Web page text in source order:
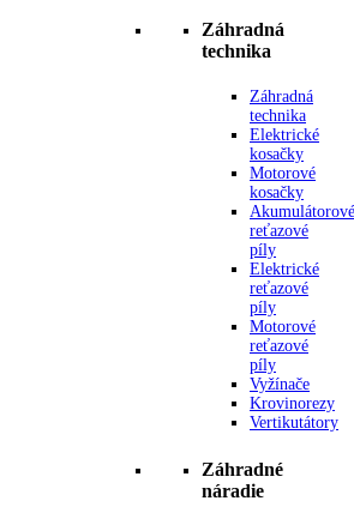
Záhradná
technika
Záhradná
technika
Elektrické
kosačky
Motorové
kosačky
Akumulátorové
reťazové
píly
Elektrické
reťazové
píly
Motorové
reťazové
píly
Vyžínače
Krovinorezy
Vertikutátory
Záhradné
náradie